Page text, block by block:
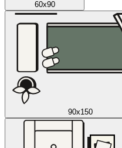
60x90
90x150